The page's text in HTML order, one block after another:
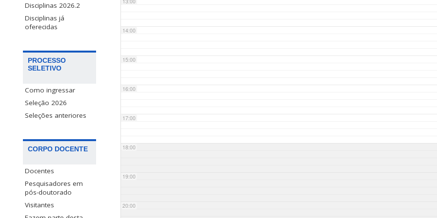
Disciplinas 2026.2
Disciplinas já
oferecidas
PROCESSO
SELETIVO
Como ingressar
Seleção 2026
Seleções anteriores
CORPO DOCENTE
Docentes
Pesquisadores em
pós-doutorado
Visitantes
14:00
15:00
16:00
17:00
18:00
19:00
20:00